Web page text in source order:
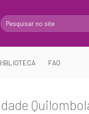
Search
for:
FAQ